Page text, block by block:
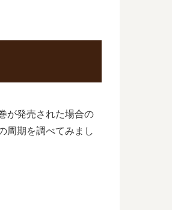
が発売された場合の
周期を調べてみまし